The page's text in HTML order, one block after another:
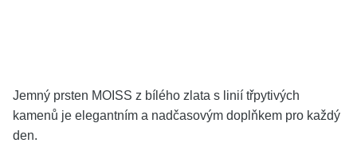
Jemný prsten MOISS z bílého zlata s linií třpytivých
kamenů je elegantním a nadčasovým doplňkem pro každý
den.